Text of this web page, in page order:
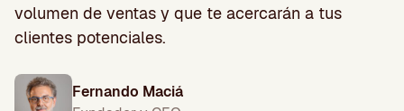
volumen de ventas y que te acercarán a tus
clientes potenciales.
Fernando Maciá